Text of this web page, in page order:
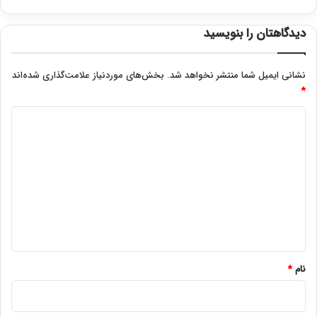
دیدگاهتان را بنویسید
نشانی ایمیل شما منتشر نخواهد شد. بخش‌های موردنیاز علامت‌گذاری شده‌اند
*
نام*